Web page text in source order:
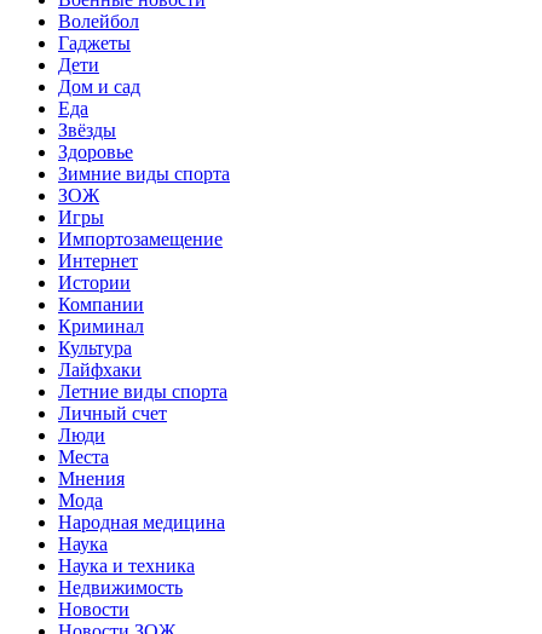
Волейбол
Гаджеты
Дети
Дом и сад
Еда
Звёзды
Здоровье
Зимние виды спорта
ЗОЖ
Игры
Импортозамещение
Интернет
Истории
Компании
Криминал
Культура
Лайфхаки
Летние виды спорта
Личный счет
Люди
Места
Мнения
Мода
Народная медицина
Наука
Наука и техника
Недвижимость
Новости